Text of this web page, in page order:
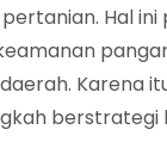
Hal ini
Karena